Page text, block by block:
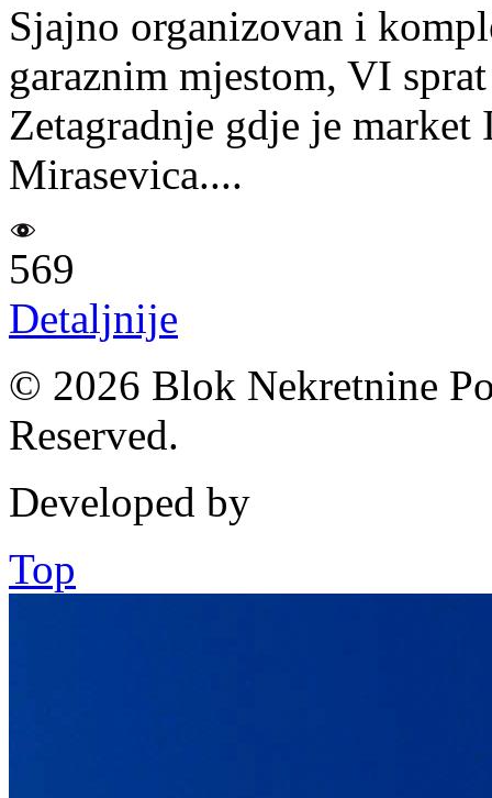
Sjajno organizovan i
garaznim mjestom, VI
Zetagradnje gdje je
Mirasevica....
569
Detaljnije
© 2026 Blok Nekretnine
Reserved.
Developed by
Top